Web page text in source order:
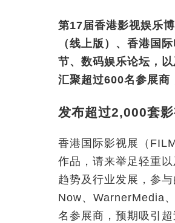
第17届香港影视娱乐
（线上版）、香港国
节、数码娱乐论坛，
汇聚超过600名参展商
发布超过2,000套
香港国际影视展（
作品，请来举足轻重
趋势及行业发展，参
Now、WarnerMedia
名参展商，预期吸引